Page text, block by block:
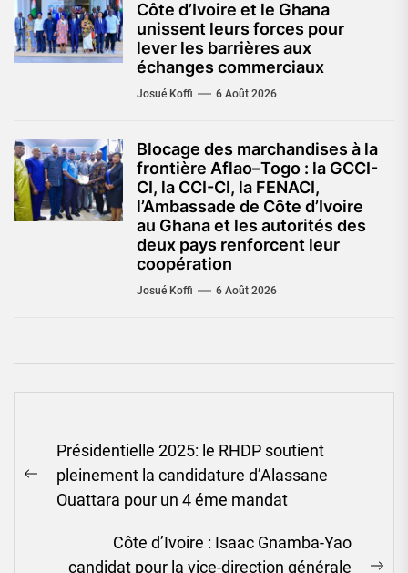
Côte d’Ivoire et le Ghana
unissent leurs forces pour
lever les barrières aux
échanges commerciaux
Josué Koffi 6 Août 2026
Blocage des marchandises à la
frontière Aflao–Togo : la GCCI-
CI, la CCI-CI, la FENACI,
l’Ambassade de Côte d’Ivoire
au Ghana et les autorités des
deux pays renforcent leur
coopération
Josué Koffi 6 Août 2026
de
l’article
Previous
post:
Présidentielle 2025: le RHDP soutient
pleinement la candidature d’Alassane
Ouattara pour un 4 éme mandat
Côte d’Ivoire : Isaac Gnamba-Yao
candidat pour la vice-direction générale